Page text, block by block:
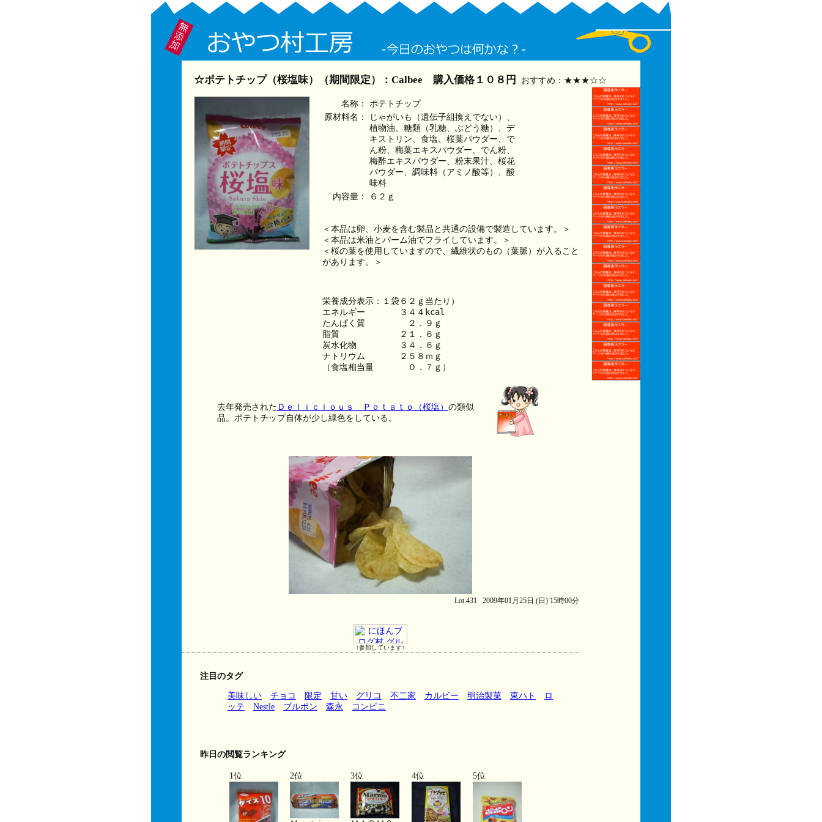
☆ポテトチップ（桜塩味）（期間限定）：Calbee 購入価格１０８円 おすすめ：★★★☆☆
名称：
ポテトチップ
原材料名：
じゃがいも（遺伝子組換えでない）、
植物油、糖類（乳糖、ぶどう糖）、デ
キストリン、食塩、桜葉パウダー、で
ん粉、梅葉エキスパウダー、でん粉、
梅酢エキスパウダー、粉末果汁、桜花
パウダー、調味料（アミノ酸等）、酸
味料
内容量：
６２ｇ
＜本品は卵、小麦を含む製品と共通の設備で製造しています。＞
＜本品は米油とパーム油でフライしています。＞
＜桜の葉を使用していますので、繊維状のもの（葉脈）が入ること
があります。＞
栄養成分表示：１袋６２ｇ当たり）
エネルギー　　　　３４４kcal
たんぱく質　　　　　２．９ｇ
脂質　　　　　　　２１．６ｇ
炭水化物　　　　　３４．６ｇ
ナトリウム　　　　２５８ｍｇ
（食塩相当量　　　　０．７ｇ）
去年発売された Ｄｅｌｉｃｉｏｕｓ Ｐｏｔａｔｏ（桜塩） の類似
品。ポテトチップ自体が少し緑色をしている。
Lot.431 2009年01月25日 (日) 15時00分
↑参加しています↑
注目のタグ
美味しい チョコ 限定 甘い グリコ 不二家 カルビー 明治製菓 東ハト
ロ
ッテ
Nestle ブルボン 森永 コンビニ
昨日の閲覧ランキング
1位 2位 3位 4位 5位